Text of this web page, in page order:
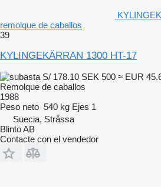
remolque de caballos
39
KYLINGEKÄRRAN 1300 HT-17
S/ 178.10 SEK 500 ≈ EUR
Remolque de caballos
1988
Peso neto 540 kg Ejes 1
Suecia, Stråssa
Blinto AB
Contacte con el vendedor